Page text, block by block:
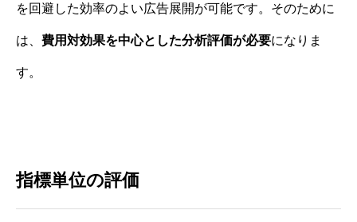
を回避した効率のよい広告展開が可能です。そのために
は、 費用対効果を中心とした分析評価が必要になりま
す。
指標単位の評価